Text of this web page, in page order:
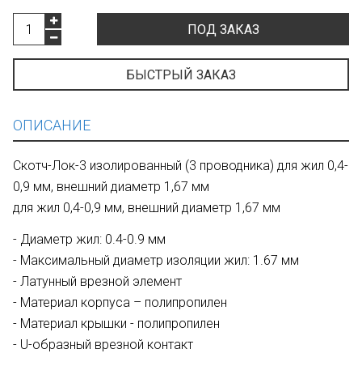
ПОД ЗАКАЗ
БЫСТРЫЙ ЗАКАЗ
ОПИСАНИЕ
Скотч-Лок-3 изолированный (3 проводника) для жил 0,4-
0,9 мм, внешний диаметр 1,67 мм
для жил 0,4-0,9 мм, внешний диаметр 1,67 мм
- Диаметр жил: 0.4-0.9 мм
- Максимальный диаметр изоляции жил: 1.67 мм
- Латунный врезной элемент
- Материал корпуса – полипропилен
- Материал крышки - полипропилен
- U-образный врезной контакт